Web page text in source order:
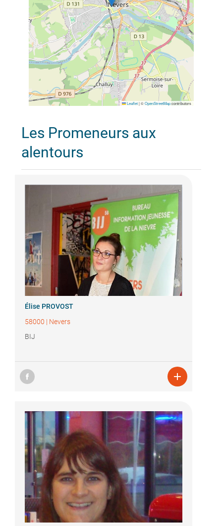
Leaflet |©OpenStreetMapcontributors
Les Promeneurs aux
alentours
Élise PROVOST
58000 | Nevers
BIJ
